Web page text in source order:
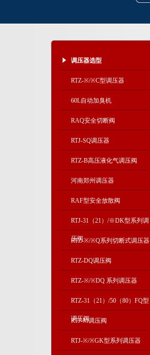
调压器选型
RTZ-※/※C型调压器
60L自动加臭机
RAQ安全切断阀
RTJ-SQ调压器
RTZ-B高压液化气调压阀
河南郑州调压器
RAF型安全放散阀
RTJ-31（21）/※DK型系列调
压阀
RTZ-※/※Q系列切断式调压器
RTZ-DQ调压阀
RTZ-※/※DQ 系列调压器
RTZ-31（21）/50（80）FQ型
调压阀
RTJ-M调压阀
RTJ-※/※GK型系列调压器